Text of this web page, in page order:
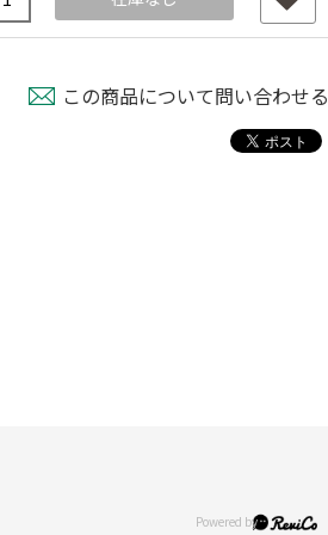
この商品について問い合わせる